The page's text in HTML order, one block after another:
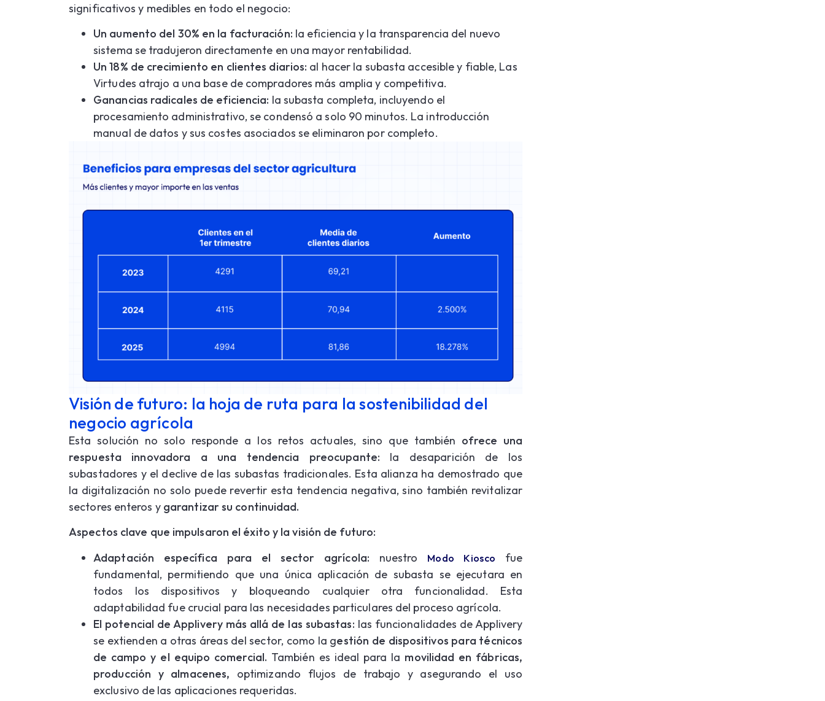
significativos y medibles en todo el negocio:
Un aumento del 30% en la facturación: la eficiencia y la transparencia del nuevo
sistema se tradujeron directamente en una mayor rentabilidad.
Un 18% de crecimiento en clientes diarios: al hacer la subasta accesible y fiable, Las
Virtudes atrajo a una base de compradores más amplia y competitiva.
Ganancias radicales de eficiencia: la subasta completa, incluyendo el
procesamiento administrativo, se condensó a solo 90 minutos. La introducción
manual de datos y sus costes asociados se eliminaron por completo.
Visión de futuro: la hoja de ruta para la sostenibilidad del
negocio agrícola
Esta solución no solo responde a los retos actuales, sino que también ofrece una
respuesta innovadora a una tendencia preocupante: la desaparición de los
subastadores y el declive de las subastas tradicionales. Esta alianza ha demostrado que
la digitalización no solo puede revertir esta tendencia negativa, sino también revitalizar
sectores enteros y garantizar su continuidad.
Aspectos clave que impulsaron el éxito y la visión de futuro:
Adaptación específica para el sector agrícola: nuestro Modo Kiosco
fue
fundamental, permitiendo que una única aplicación de subasta se ejecutara en
todos los dispositivos y bloqueando cualquier otra funcionalidad. Esta
adaptabilidad fue crucial para las necesidades particulares del proceso agrícola.
El potencial de Applivery más allá de las subastas: las funcionalidades de Applivery
se extienden a otras áreas del sector, como la gestión de dispositivos para técnicos
de campo y el equipo comercial. También es ideal para la movilidad en fábricas,
producción y almacenes, optimizando flujos de trabajo y asegurando el uso
exclusivo de las aplicaciones requeridas.